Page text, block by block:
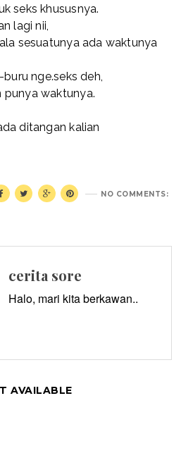
seks khususnya.
lagi nii,
sesuatunya ada waktunya
nge.seks deh,
punya waktunya.
ditangan kalian
NO COMMENTS:
cerita sore
Halo, mari kita berkawan..
AVAILABLE